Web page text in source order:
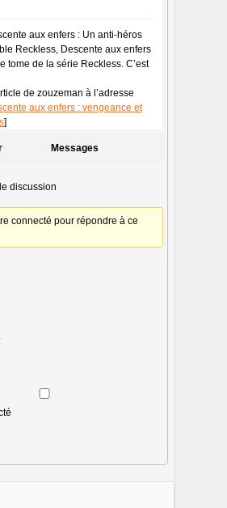
aux enfers : Un anti-héros
Reckless, Descente aux enfers
tome de la série Reckless. C’est
de zouzeman à l’adresse
aux enfers : vengeance et
]
Messages
discussion
connecté pour répondre à ce